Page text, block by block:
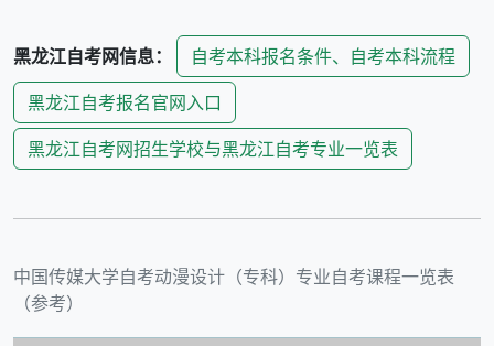
黑龙江自考网信息：
自考本科报名条件、自考本科流程
黑龙江自考报名官网入口
黑龙江自考网招生学校与黑龙江自考专业一览表
中国传媒大学自考动漫设计（专科） 专业自考课程一览表
（参考）